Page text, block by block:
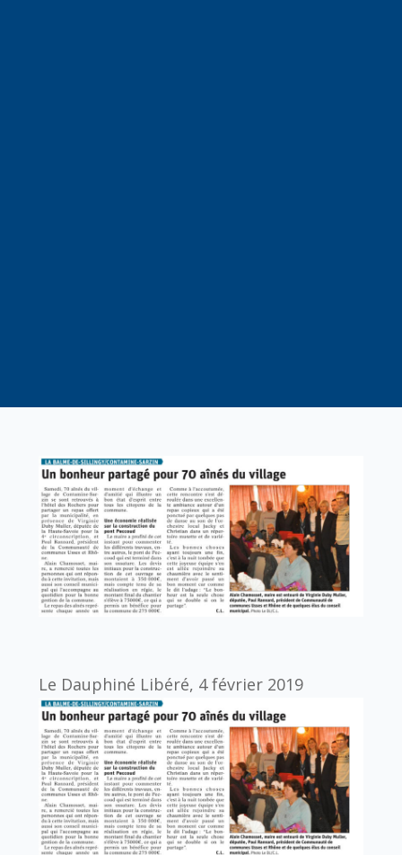
Le Dauphiné Libéré, 4 février 2019